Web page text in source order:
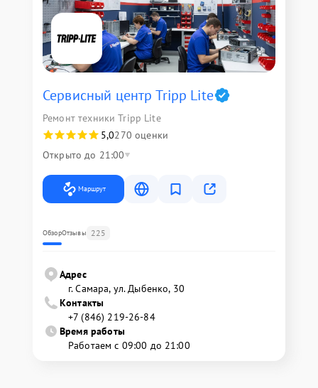
Сервисный центр Tripp Lite
Ремонт техники Tripp Lite
5,0270 оценки
Открыто до 21:00
Маршрут
ОбзорОтзывы 225
Адрес
г. Самара, ул. Дыбенко, 30
Контакты
+7 (846) 219-26-84
Время работы
Работаем с 09:00 до 21:00